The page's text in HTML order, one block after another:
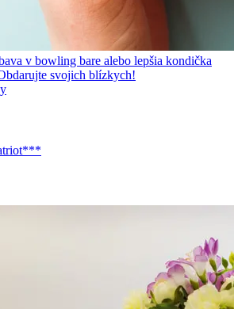
v bowling bare alebo lepšia kondička
svojich blízkych!